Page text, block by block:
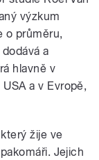
výzkum
o průměru,
a
hlavně v
a v Evropě,
žije ve
Jejich